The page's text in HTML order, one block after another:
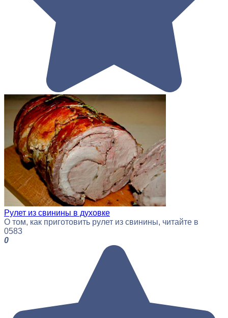
Рулет из свинины в духовке
О том, как приготовить рулет из свинины, читайте в
0583
0